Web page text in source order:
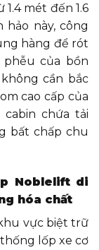
mét đến 1.6
hảo này, công
hàng để rót
của bồn
cần bắc
cao cấp của
chứa tải
bất chấp chu
Noblelift di
hóa chất
vực biệt trữ
lốp xe cơ